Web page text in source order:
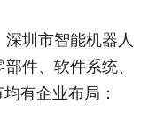
圳市智能机器人
件、软件系统、
有企业布局：